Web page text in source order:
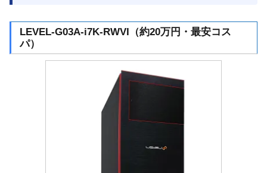
LEVEL-G03A-i7K-RWVI（約20万円・最安コス
パ）